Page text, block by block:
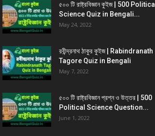
৫০০ টি রাষ্ট্রবিজ্ঞান কুইজ | 500 Political
Science Quiz in Bengali...
May 24, 2022
রবীন্দ্রনাথ ঠাকুর কুইজ | Rabindranath
Tagore Quiz in Bengali
May 7, 2022
৫০০ টি রাষ্ট্রবিজ্ঞান প্রশ্ন ও উত্তর | 500
Political Science Question...
June 1, 2022